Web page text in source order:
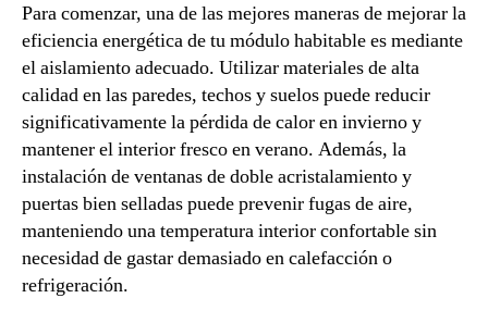
Para comenzar, una de las mejores maneras de mejorar la
eficiencia energética de tu módulo habitable es mediante
el aislamiento adecuado. Utilizar materiales de alta
calidad en las paredes, techos y suelos puede reducir
significativamente la pérdida de calor en invierno y
mantener el interior fresco en verano. Además, la
instalación de ventanas de doble acristalamiento y
puertas bien selladas puede prevenir fugas de aire,
manteniendo una temperatura interior confortable sin
necesidad de gastar demasiado en calefacción o
refrigeración.